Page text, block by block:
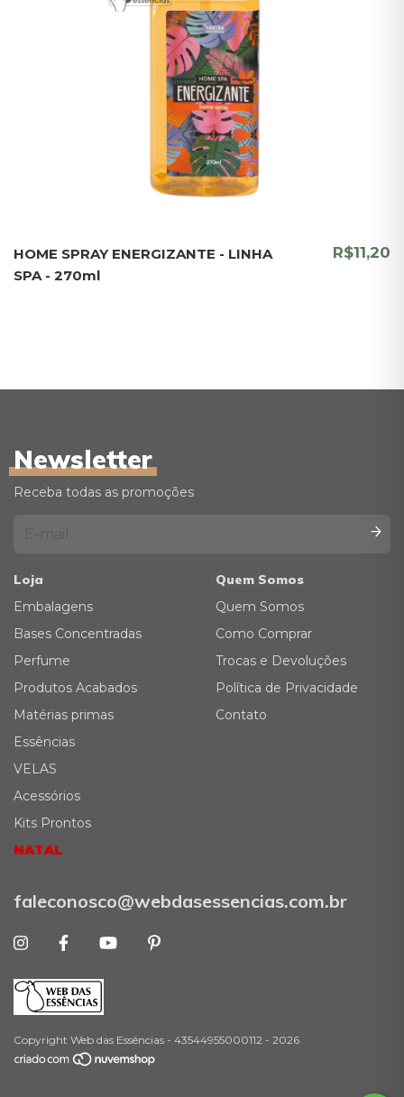
HOME SPRAY ENERGIZANTE - LINHA
SPA - 270ml
R$11,20
Newsletter
Receba todas as promoções
Loja
Embalagens
Bases Concentradas
Perfume
Produtos Acabados
Matérias primas
Essências
VELAS
Acessórios
Kits Prontos
NATAL
Quem Somos
Quem Somos
Como Comprar
Trocas e Devoluções
Política de Privacidade
Contato
faleconosco@webdasessencias.com.br
Copyright Web das Essências - 43544955000112 - 2026